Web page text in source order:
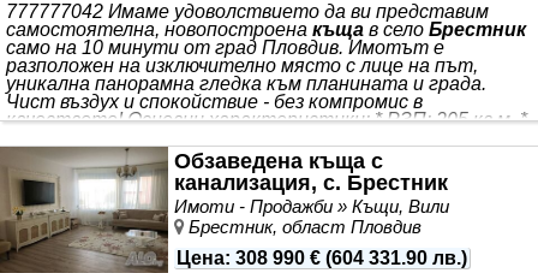
777777042 Имаме удоволствието да ви представим
самостоятелна, новопостроена къща в село Брестник
само на 10 минути от град Пловдив. Имотът е
разположен на изключително място с лице на път,
уникална панорамна гледка към планината и града.
Чист въздух и спокойствие - без компромис в
качеството! Основни характеристики: * РЗП: 205 кв.м. *
строителство * Изпълнение: Висококачествени
материали, бетонени плочи, фасадна изолация с голяма
плътност, 6 камерна дограма с троен стъклопакет 4
сезона, изцяло завършена шпакловка и замазка * Подово
отопление
Обзаведена къща с
канализация, с. Брестник
Имоти - Продажби » Къщи, Вили
Брестник, област Пловдив
Цена: 308 990 € (604 331.90 лв.)